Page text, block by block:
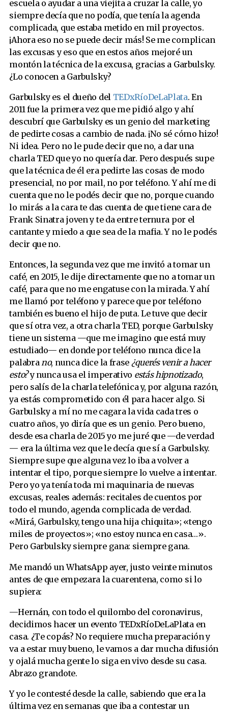
escuela o ayudar a una viejita a cruzar la calle, yo
siempre decía que no podía, que tenía la agenda
complicada, que estaba metido en mil proyectos.
¡Ahora eso no se puede decir más! Se me complican
las excusas y eso que en estos años mejoré un
montón la técnica de la excusa, gracias a Garbulsky.
¿Lo conocen a Garbulsky?
Garbulsky es el dueño del TEDxRíoDeLaPlata. En
2011 fue la primera vez que me pidió algo y ahí
descubrí que Garbulsky es un genio del marketing
de pedirte cosas a cambio de nada. ¡No sé cómo hizo!
Ni idea. Pero no le pude decir que no, a dar una
charla TED que yo no quería dar. Pero después supe
que la técnica de él era pedirte las cosas de modo
presencial, no por mail, no por teléfono. Y ahí me di
cuenta que no le podés decir que no, porque cuando
lo mirás a la cara te das cuenta de que tiene cara de
Frank Sinatra joven y te da entre ternura por el
cantante y miedo a que sea de la mafia. Y no le podés
decir que no.
Entonces, la segunda vez que me invitó a tomar un
café, en 2015, le dije directamente que no a tomar un
café, para que no me engatuse con la mirada. Y ahí
me llamó por teléfono y parece que por teléfono
también es bueno el hijo de puta. Le tuve que decir
que sí otra vez, a otra charla TED, porque Garbulsky
tiene un sistema —que me imagino que está muy
estudiado— en donde por teléfono nunca dice la
palabrano, nunca dice la frase ¿querés venir a hacer
esto?y nunca usa el imperativo estás hipnotizado,
pero salís de la charla telefónica y, por alguna razón,
ya estás comprometido con él para hacer algo. Si
Garbulsky a mí no me cagara la vida cada tres o
cuatro años, yo diría que es un genio. Pero bueno,
desde esa charla de 2015 yo me juré que —de verdad
— era la última vez que le decía que sí a Garbulsky.
Siempre supe que alguna vez lo iba a volver a
intentar el tipo, porque siempre lo vuelve a intentar.
Pero yo ya tenía toda mi maquinaria de nuevas
excusas, reales además: recitales de cuentos por
todo el mundo, agenda complicada de verdad.
«Mirá, Garbulsky, tengo una hija chiquita»; «tengo
miles de proyectos»; «no estoy nunca en casa…».
Pero Garbulsky siempre gana: siempre gana.
Me mandó un WhatsApp ayer, justo veinte minutos
antes de que empezara la cuarentena, como si lo
supiera:
—Hernán, con todo el quilombo del coronavirus,
decidimos hacer un evento TEDxRíoDeLaPlata en
casa. ¿Te copás? No requiere mucha preparación y
va a estar muy bueno, le vamos a dar mucha difusión
y ojalá mucha gente lo siga en vivo desde su casa.
Abrazo grandote.
Y yo le contesté desde la calle, sabiendo que era la
última vez en semanas que iba a contestar un